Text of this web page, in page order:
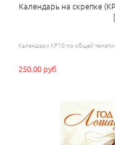
Календарь на скрепке
Календари КР10 по общей
250.00 руб